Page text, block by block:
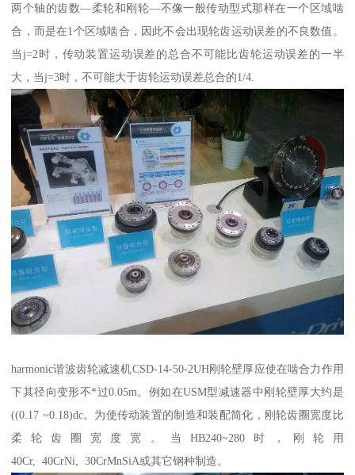
两个轴的齿数—柔轮和刚轮—不像一般传动型式那样在一个区域啮
合，而是在1个区域啮合，因此不会出现轮齿运动误差的不良数值。
当j=2时，传动装置运动误差的总合不可能比齿轮运动误差的一半
大，当j=3时，不可能大于齿轮运动误差总合的1/4.
harmonic谐波齿轮减速机CSD-14-50-2UH刚轮壁厚应使在啮合力作用
下其径向变形不*过0.05m。例如在USM型减速器中刚轮壁厚大约是
((0.17 ~0.18)dc。为使传动装置的制造和装配简化，刚轮齿圈宽度比
柔轮齿圈宽度宽。当HB240~280时，刚轮用
40Cr, 40CrNi, 30CrMnSiA或其它钢种制造。